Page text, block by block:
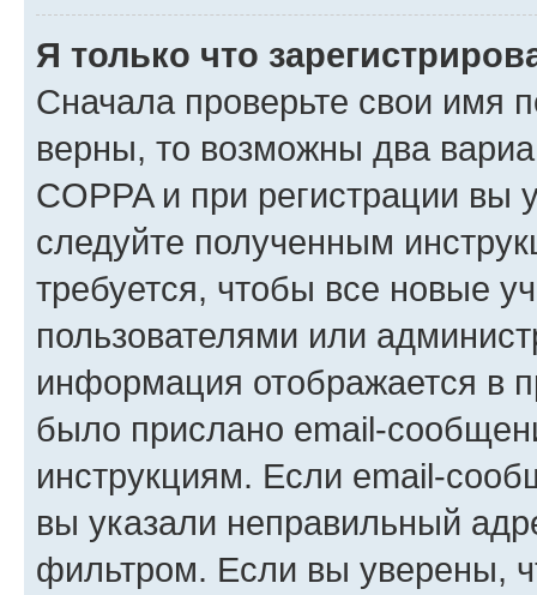
Я только что
Сначала проверьте свои имя
верны, то возможны два
COPPA и при регистрации вы
следуйте полученным
требуется, чтобы все новые
пользователями или
информация отображается в
было прислано email-
инструкциям. Если email-
вы указали неправильный
фильтром. Если вы уверены,